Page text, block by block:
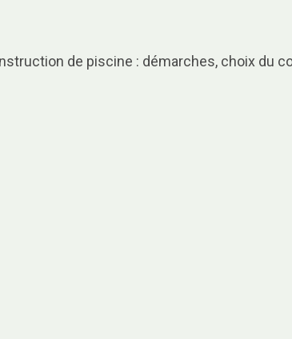
de piscine : démarches, choix du